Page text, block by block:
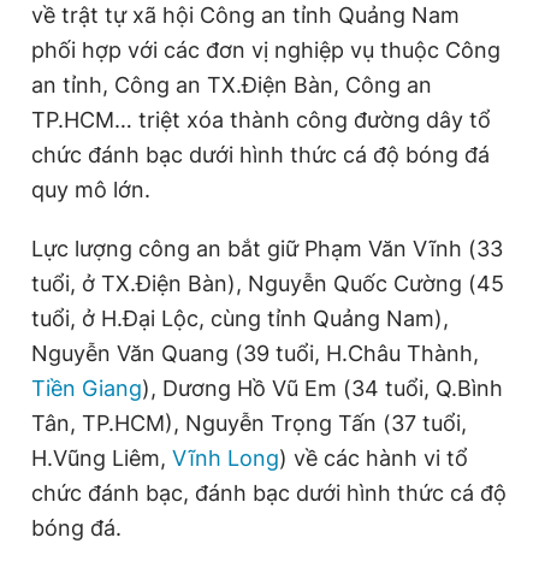
về trật tự xã hội Công an tỉnh Quảng Nam
phối hợp với các đơn vị nghiệp vụ thuộc Công
an tỉnh, Công an TX.Điện Bàn, Công an
TP.HCM… triệt xóa thành công đường dây tổ
chức đánh bạc dưới hình thức cá độ bóng đá
quy mô lớn.
Lực lượng công an bắt giữ Phạm Văn Vĩnh (33
tuổi, ở TX.Điện Bàn), Nguyễn Quốc Cường (45
tuổi, ở H.Đại Lộc, cùng tỉnh Quảng Nam),
Nguyễn Văn Quang (39 tuổi, H.Châu Thành,
Tiền Giang), Dương Hồ Vũ Em (34 tuổi, Q.Bình
Tân, TP.HCM), Nguyễn Trọng Tấn (37 tuổi,
H.Vũng Liêm, Vĩnh Long) về các hành vi tổ
chức đánh bạc, đánh bạc dưới hình thức cá độ
bóng đá.